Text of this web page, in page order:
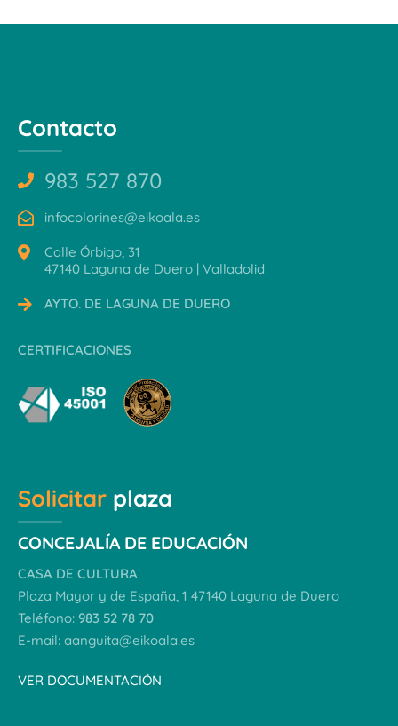
Contacto
983 527 870
infocolorines@eikoala.es
Calle Órbigo, 31
47140 Laguna de Duero | Valladolid
AYTO. DE LAGUNA DE DUERO
CERTIFICACIONES
Solicitar plaza
CONCEJALÍA DE EDUCACIÓN
CASA DE CULTURA
Plaza Mayor y de España, 1 47140 Laguna de Duero
Teléfono: 983 52 78 70
E-mail: aanguita@eikoala.es
VER DOCUMENTACIÓN